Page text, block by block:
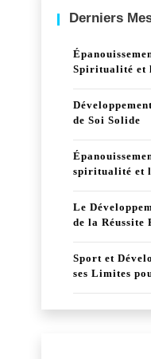
Derniers
Spiritualité et
de Soi Solide
spiritualité et
Le
de la Réussite
Sport et
ses Limites